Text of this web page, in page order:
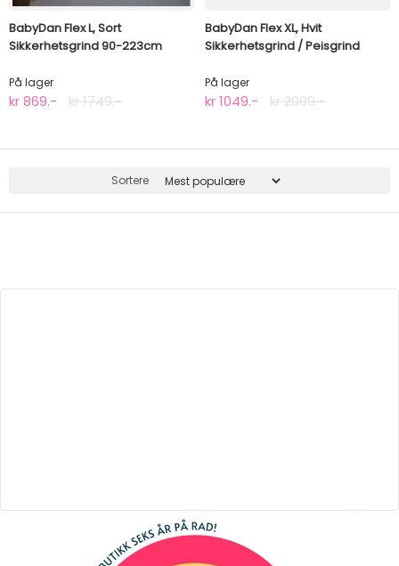
BabyDan Flex L, Sort
Sikkerhetsgrind 90-223cm
På lager
kr 869.- kr 1749.-
BabyDan Flex XL, Hvit
Sikkerhetsgrind / Peisgrind
På lager
kr 1049.- kr 2099.-
Sortere